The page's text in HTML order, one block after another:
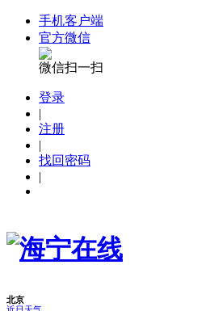
手机客户端
官方微信
微信扫一扫
登录
|
注册
|
找回密码
|